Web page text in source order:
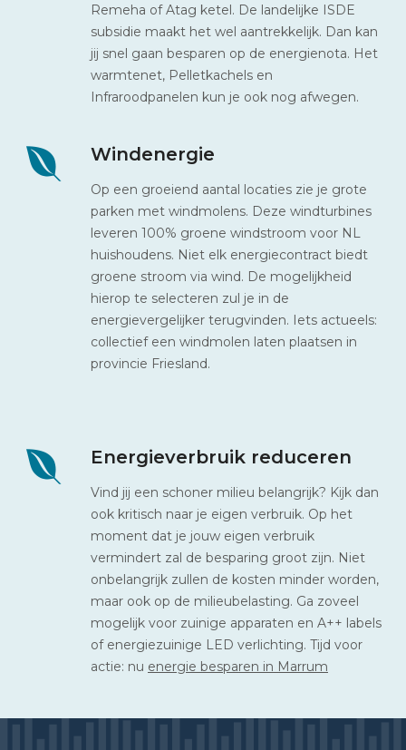
Remeha of Atag ketel. De landelijke ISDE
subsidie maakt het wel aantrekkelijk. Dan kan
jij snel gaan besparen op de energienota. Het
warmtenet, Pelletkachels en
Infraroodpanelen kun je ook nog afwegen.
Windenergie
Op een groeiend aantal locaties zie je grote
parken met windmolens. Deze windturbines
leveren 100% groene windstroom voor NL
huishoudens. Niet elk energiecontract biedt
groene stroom via wind. De mogelijkheid
hierop te selecteren zul je in de
energievergelijker terugvinden. Iets actueels:
collectief een windmolen laten plaatsen in
provincie Friesland.
Energieverbruik reduceren
Vind jij een schoner milieu belangrijk? Kijk dan
ook kritisch naar je eigen verbruik. Op het
moment dat je jouw eigen verbruik
vermindert zal de besparing groot zijn. Niet
onbelangrijk zullen de kosten minder worden,
maar ook op de milieubelasting. Ga zoveel
mogelijk voor zuinige apparaten en A++ labels
of energiezuinige LED verlichting. Tijd voor
actie: nu energie besparen in Marrum